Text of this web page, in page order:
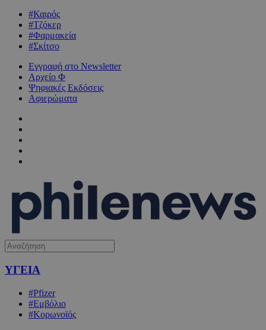
#Καιρός
#Τζόκερ
#Φαρμακεία
#Σκίτσο
Εγγραφή στο Newsletter
Αρχείο Φ
Ψηφιακές Εκδόσεις
Αφιερώματα
ΥΓΕΙΑ
#Pfizer
#Εμβόλιο
#Κορωνοϊός